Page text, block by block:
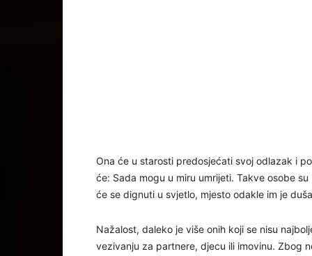
Ona će u starosti predosjećati svoj odlazak i
će: Sada mogu u miru umrijeti. Takve osobe
će se dignuti u svjetlo, mjesto odakle im je
Nažalost, daleko je više onih koji se nisu
vezivanju za partnere, djecu ili imovinu. Zbog